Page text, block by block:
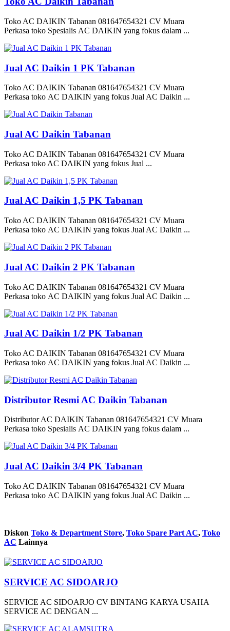
Toko AC DAIKIN Tabanan 081647654321 CV Muara
Perkasa toko Spesialis AC DAIKIN yang fokus dalam ...
Jual AC Daikin 1 PK Tabanan
Toko AC DAIKIN Tabanan 081647654321 CV Muara
Perkasa toko AC DAIKIN yang fokus Jual AC Daikin ...
Jual AC Daikin Tabanan
Toko AC DAIKIN Tabanan 081647654321 CV Muara
Perkasa toko AC DAIKIN yang fokus Jual ...
Jual AC Daikin 1,5 PK Tabanan
Toko AC DAIKIN Tabanan 081647654321 CV Muara
Perkasa toko AC DAIKIN yang fokus Jual AC Daikin ...
Jual AC Daikin 2 PK Tabanan
Toko AC DAIKIN Tabanan 081647654321 CV Muara
Perkasa toko AC DAIKIN yang fokus Jual AC Daikin ...
Jual AC Daikin 1/2 PK Tabanan
Toko AC DAIKIN Tabanan 081647654321 CV Muara
Perkasa toko AC DAIKIN yang fokus Jual AC Daikin ...
Distributor Resmi AC Daikin Tabanan
Distributor AC DAIKIN Tabanan 081647654321 CV Muara
Perkasa toko Spesialis AC DAIKIN yang fokus dalam ...
Jual AC Daikin 3/4 PK Tabanan
Toko AC DAIKIN Tabanan 081647654321 CV Muara
Perkasa toko AC DAIKIN yang fokus Jual AC Daikin ...
Diskon Toko & Department Store, Toko Spare Part AC, Toko
AC Lainnya
SERVICE AC SIDOARJO
SERVICE AC SIDOARJO CV BINTANG KARYA USAHA
SERVICE AC DENGAN ...